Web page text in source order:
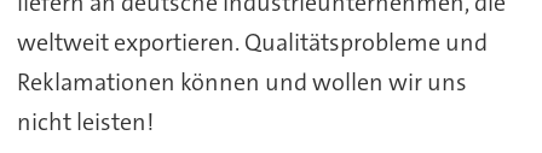
weltweit exportieren. Qualitätsprobleme und
Reklamationen können und wollen wir uns
nicht leisten!